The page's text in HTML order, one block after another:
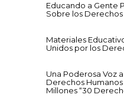
Educando a Gente
Sobre los
Materiales
Unidos por los
Una Poderosa Voz
Derechos Humanos
Millones “30